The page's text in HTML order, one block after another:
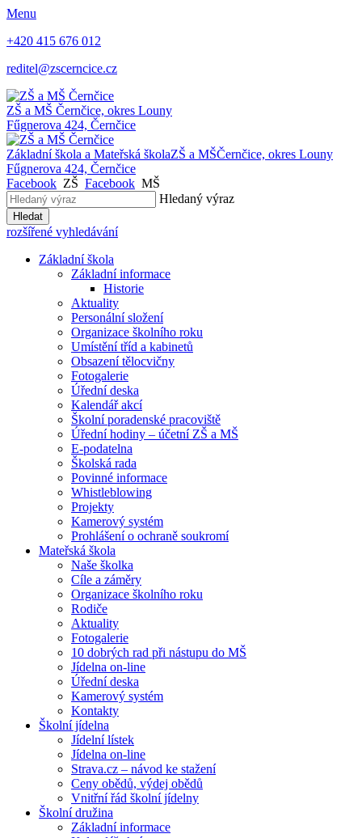
Menu
+420 415 676 012
reditel@zscerncice.cz
ZŠ a MŠ Černčice, okres Louny
Fűgnerova 424, Černčice
Základní škola a Mateřská školaZŠ a MŠČernčice, okres Louny
Fűgnerova 424, Černčice
Facebook ZŠ Facebook MŠ
Hledaný výraz
Hledat
rozšířené vyhledávání
Základní škola
Základní informace
Historie
Aktuality
Personální složení
Organizace školního roku
Umístění tříd a kabinetů
Obsazení tělocvičny
Fotogalerie
Úřední deska
Kalendář akcí
Školní poradenské pracoviště
Úřední hodiny – účetní ZŠ a MŠ
E-podatelna
Školská rada
Povinné informace
Whistleblowing
Projekty
Kamerový systém
Prohlášení o ochraně soukromí
Mateřská škola
Naše školka
Cíle a záměry
Organizace školního roku
Rodiče
Aktuality
Fotogalerie
10 dobrých rad při nástupu do MŠ
Jídelna on-line
Úřední deska
Kamerový systém
Kontakty
Školní jídelna
Jídelní lístek
Jídelna on-line
Strava.cz – návod ke stažení
Ceny obědů, výdej obědů
Vnitřní řád školní jídelny
Školní družina
Základní informace